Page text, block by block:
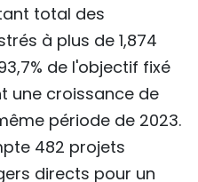
total des
à plus de 1,874
de l'objectif fixé
une croissance de
période de 2023.
482 projets
directs pour un